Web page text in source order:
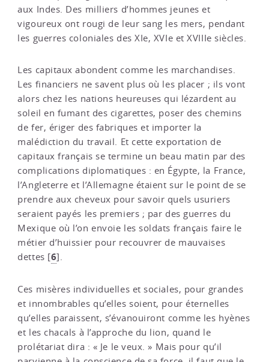
aux Indes. Des milliers d’hommes jeunes et
vigoureux ont rougi de leur sang les mers, pendant
les guerres coloniales des XIe, XVIe et XVIIIe siècles.
Les capitaux abondent comme les marchandises.
Les financiers ne savent plus où les placer ; ils vont
alors chez les nations heureuses qui lézardent au
soleil en fumant des cigarettes, poser des chemins
de fer, ériger des fabriques et importer la
malédiction du travail. Et cette exportation de
capitaux français se termine un beau matin par des
complications diplomatiques : en Égypte, la France,
l’Angleterre et l’Allemagne étaient sur le point de se
prendre aux cheveux pour savoir quels usuriers
seraient payés les premiers ; par des guerres du
Mexique où l’on envoie les soldats français faire le
métier d’huissier pour recouvrer de mauvaises
dettes [6].
Ces misères individuelles et sociales, pour grandes
et innombrables qu’elles soient, pour éternelles
qu’elles paraissent, s’évanouiront comme les hyènes
et les chacals à l’approche du lion, quand le
prolétariat dira : « Je le veux. » Mais pour qu’il